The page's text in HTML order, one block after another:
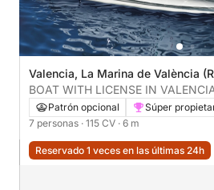
Valencia, La Marina de València
Carlos)
BOAT WITH LICENSE IN
Patrón opcional Súper
7 personas · 115 CV · 6 m
Reservado 1 veces en las últimas 24h